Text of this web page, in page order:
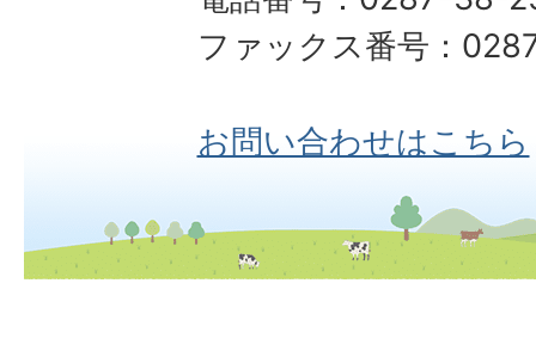
ファックス番号：
お問い合わせはこちら